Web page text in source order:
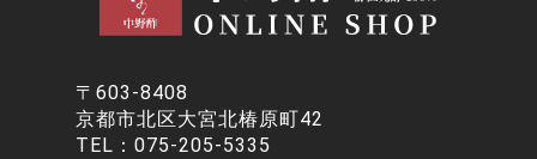
〒603-8408
京都市北区大宮北椿原町42
TEL： 075-205-5335